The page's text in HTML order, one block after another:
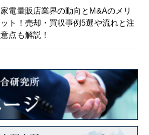
家電量販店業界の動向とM&Aのメリ
ット！売却・買収事例5選や流れと注
意点も解説！